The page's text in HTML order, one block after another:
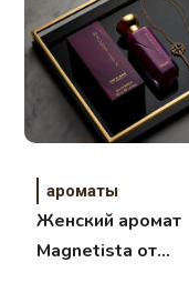
ароматы
Женский аромат
Magnetista от